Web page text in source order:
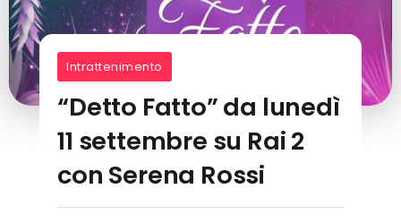
Intrattenimento
“Detto Fatto” da lunedì
11 settembre su Rai 2
con Serena Rossi